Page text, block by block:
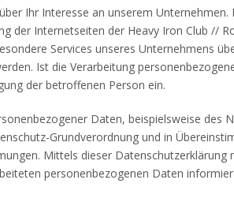
Ihr Interesse an unserem
der Internetseiten der Heavy Iron Club //
Services unseres Unternehmens
Ist die Verarbeitung
der betroffenen Person ein.
Daten, beispielsweise
Grundverordnung und in
Mittels dieser
personenbezogenen Daten